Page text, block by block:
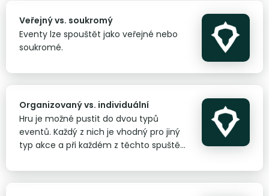
Veřejný vs. soukromý
Eventy lze spouštět jako veřejné nebo
soukromé.
Organizovaný vs. individuální
Hru je možné pustit do dvou typů
eventů. Každý z nich je vhodný pro jiný
typ akce a při každém z těchto spuštění